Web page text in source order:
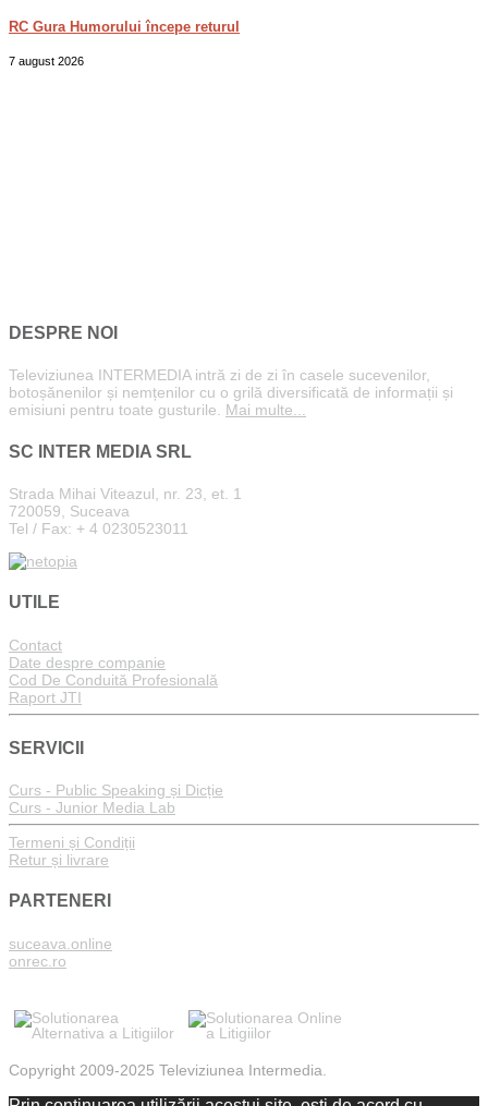
RC Gura Humorului începe returul
7 august 2026
DESPRE NOI
Televiziunea INTERMEDIA intră zi de zi în casele sucevenilor,
botoșănenilor și nemțenilor cu o grilă diversificată de informații și
emisiuni pentru toate gusturile. Mai multe...
SC INTER MEDIA SRL
Strada Mihai Viteazul, nr. 23, et. 1
720059, Suceava
Tel / Fax: + 4 0230523011
UTILE
Contact
Date despre companie
Cod De Conduită Profesională
Raport JTI
SERVICII
Curs - Public Speaking și Dicție
Curs - Junior Media Lab
Termeni și Condiții
Retur și livrare
PARTENERI
suceava.online
onrec.ro
Copyright 2009-2025 Televiziunea Intermedia.